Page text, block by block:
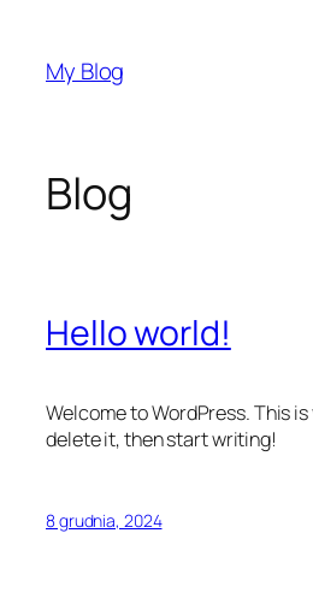
treściMy Blog
Blog
Hello world!
Welcome to WordPress. This
delete it, then start writing!
8 grudnia, 2024